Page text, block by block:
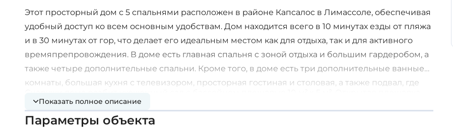
Этот просторный дом с 5 спальнями расположен в районе Капсалос в Лимассоле, обеспечивая
удобный доступ ко всем основным удобствам. Дом находится всего в 10 минутах езды от пляжа
и в 30 минутах от гор, что делает его идеальным местом как для отдыха, так и для активного
времяпрепровождения. В доме есть главная спальня с зоной отдыха и большим гардеробом, а
также четыре дополнительные спальни. Кроме того, в доме есть три дополнительные ванные
комнаты, большая кухня с телевизором, просторная гостиная и столовая, а также подвал, где
предоставляет достаточно места для отдыха и развлечений, что делает этот дом идеальным для
семей или тех, кто любит развлекаться. Благодаря удачному расположению и просторному
Показать полное описание
Параметры объекта